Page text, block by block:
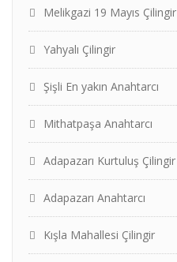
Melikgazi 19 Mayıs Çilingir
Yahyalı Çilingir
Şişli En yakın Anahtarcı
Mithatpaşa Anahtarcı
Adapazarı Kurtuluş Çilingir
Adapazarı Anahtarcı
Kışla Mahallesi Çilingir